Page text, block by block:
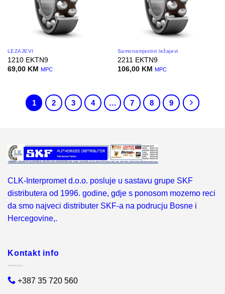
LEŽAJEVI
1210 EKTN9
69,00 KM MPC
Samonamjestivi ležajevi
2211 EKTN9
106,00 KM MPC
1 2 3 4 … 7 8 9
CLK-Interpromet d.o.o. posluje u sastavu grupe SKF
distributera od 1996. godine, gdje s ponosom mozemo reci
da smo najveci distributer SKF-a na podrucju Bosne i
Hercegovine,.
Kontakt info
+387 35 720 560